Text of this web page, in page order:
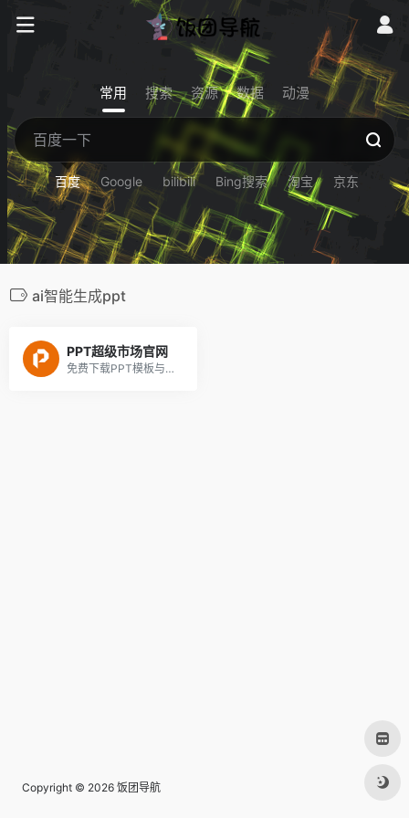
常用 搜索 资源 数据 动漫
百度 Google bilibili Bing搜索 淘宝 京东
ai智能生成ppt
PPT超级市场官网
免费下载PPT模板与PPT作品，提供免费的PPT代做服务，提供一站式PPT(模板、定制、工具、教程)服务，有了它，一切制作PPT的烦恼都将成为过去！
Copyright © 2026 饭团导航